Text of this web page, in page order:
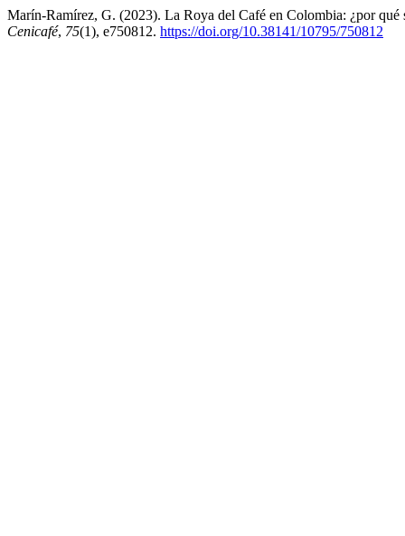
Marín-Ramírez, G. (2023). La Roya del Café en Colombia: ¿por
Cenicafé, 75(1), e750812. https://doi.org/10.38141/10795/750812